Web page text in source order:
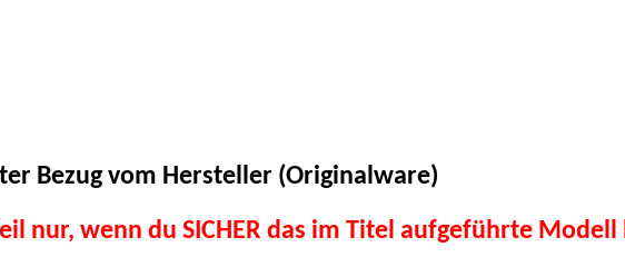
Bezug vom Hersteller (Originalware)
nur, wenn du SICHER das im Titel aufgeführte